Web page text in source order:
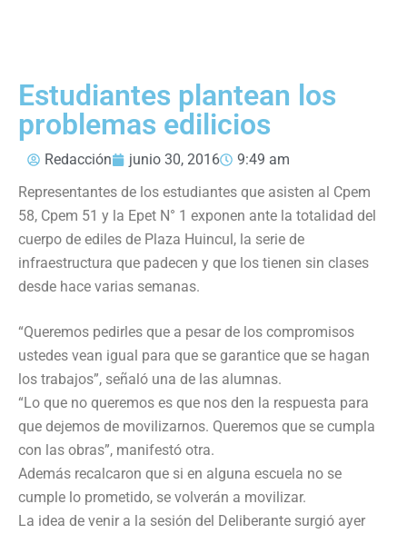
Estudiantes plantean los
problemas edilicios
Redacción junio 30, 2016
9:49 am
Representantes de los estudiantes que asisten al Cpem
58, Cpem 51 y la Epet N° 1 exponen ante la totalidad del
cuerpo de ediles de Plaza Huincul, la serie de
infraestructura que padecen y que los tienen sin clases
desde hace varias semanas.
“Queremos pedirles que a pesar de los compromisos
ustedes vean igual para que se garantice que se hagan
los trabajos”, señaló una de las alumnas.
“Lo que no queremos es que nos den la respuesta para
que dejemos de movilizarnos. Queremos que se cumpla
con las obras”, manifestó otra.
Además recalcaron que si en alguna escuela no se
cumple lo prometido, se volverán a movilizar.
La idea de venir a la sesión del Deliberante surgió ayer